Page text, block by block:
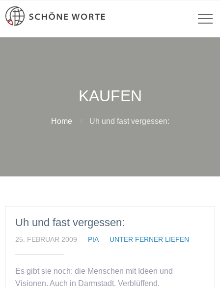
KAUFEN
Home Uh und fast vergessen:
Uh und fast vergessen:
25. FEBRUAR 2009 PIA UNTER FERNER LIEFEN
Es gibt sie noch: die Menschen mit Ideen und
Visionen. Auch in Darmstadt. Verblüffend.